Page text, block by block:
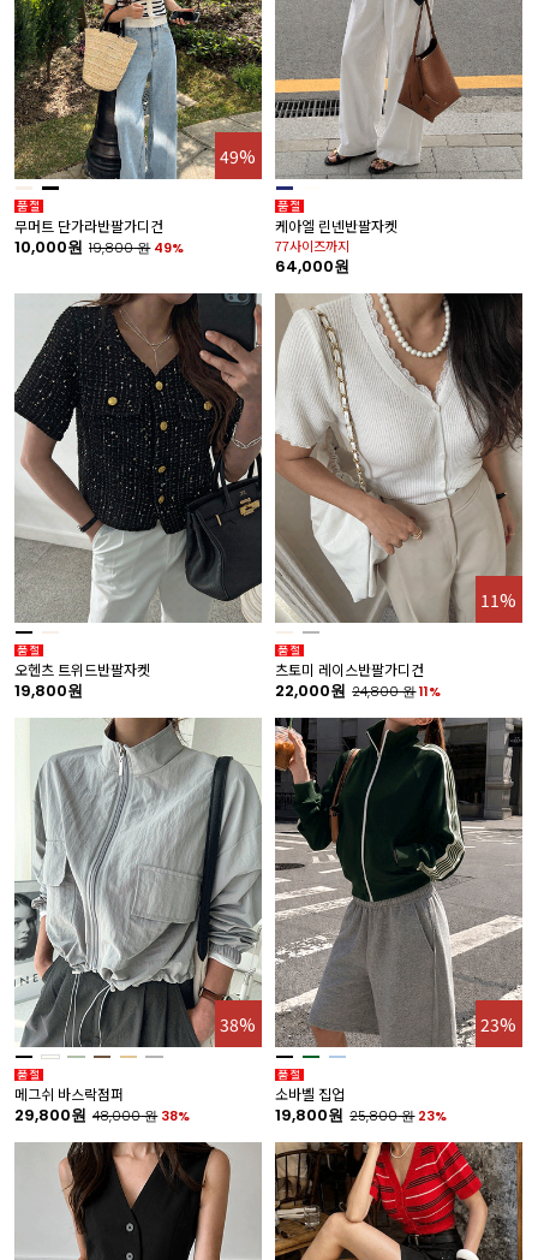
49%
무머트 단가라반팔가디건
10,000원 19,800원 49%
케아엘 린넨반팔자켓
77사이즈까지
64,000원
오헨츠 트위드반팔자켓
19,800원
11%
츠토미 레이스반팔가디건
22,000원 24,800원11%
38%
메그쉬 바스락점퍼
29,800원 48,000원 38%
23%
소바벨 집업
19,800원 25,800원 23%